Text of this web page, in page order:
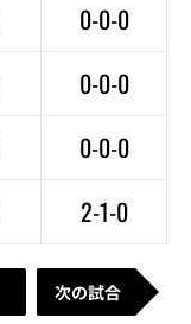
0-0-0
0-0-0
0-0-0
2-1-0
次の試合